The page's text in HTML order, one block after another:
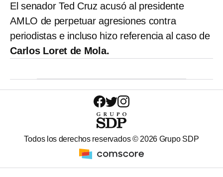
El senador Ted Cruz acusó al presidente
AMLO de perpetuar agresiones contra
periodistas e incluso hizo referencia al caso de
Carlos Loret de Mola.
Todos los derechos reservados © 2026 Grupo SDP